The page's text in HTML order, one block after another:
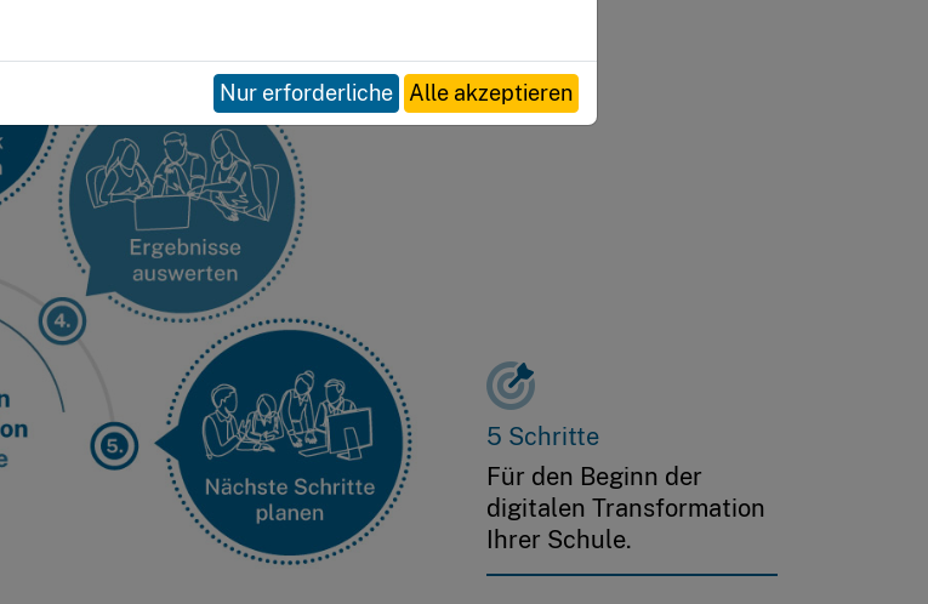
5 Schritte
Für den Beginn der
digitalen Transformation
Ihrer Schule.
Nur erforderliche Alle akzeptieren